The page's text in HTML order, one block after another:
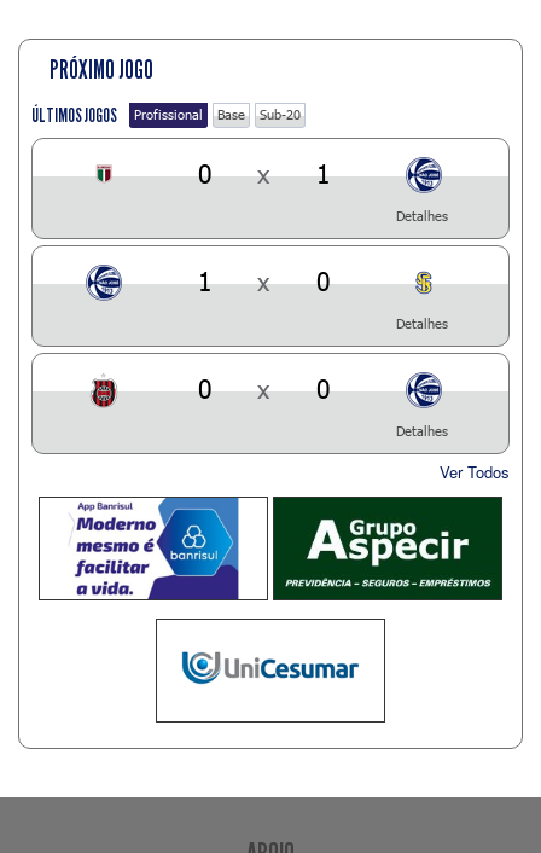
PRÓXIMO JOGO
ÚLTIMOS JOGOS Profissional Base Sub-20
0 x 1
Detalhes
1 x 0
Detalhes
0 x 0
Detalhes
Ver Todos